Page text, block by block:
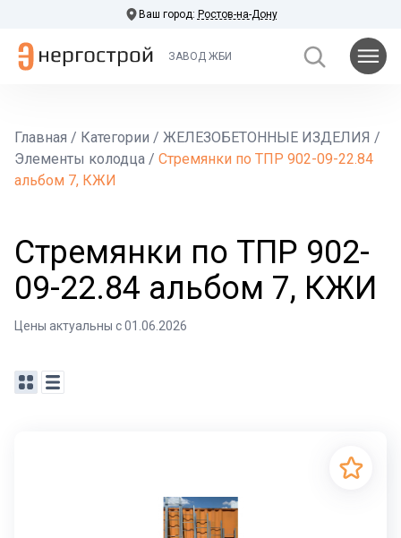
Ваш город: Ростов-на-Дону
ЗАВОД ЖБИ
Главная / Категории / ЖЕЛЕЗОБЕТОННЫЕ ИЗДЕЛИЯ /
Элементы колодца / Стремянки по ТПР 902-09-22.84
альбом 7, КЖИ
Стремянки по ТПР 902-
09-22.84 альбом 7, КЖИ
Цены актуальны с 01.06.2026